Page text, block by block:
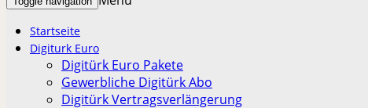
Startseite
Digiturk Euro
Digitürk Euro Pakete
Gewerbliche Digitürk Abo
Digitürk Vertragsverlängerung